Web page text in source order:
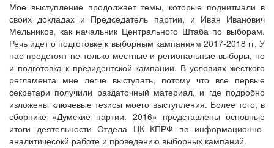
Мое выступление продолжает темы, которые поднитмали в
своих докладах и Председатель партии, и Иван Иванович
Мельников, как начальник Центрального Штаба по выборам.
Речь идет о подготовке к выборным кампаниям 2017-2018 гг. У
нас предстоят не только местные и региональные выборы, но
и подготовка к президентской кампании. В условиях жесткого
регламента мне легче выступать, потому что все первые
секретари получили раздаточный материал, и где подробно
изложены ключевые тезисы моего выступления. Более того, в
сборнике «Думские партии. 2016» представлены основные
итоги деятельности Отдела ЦК КПРФ по информационно-
аналитичесокй работе и проведению выборных кампаний.